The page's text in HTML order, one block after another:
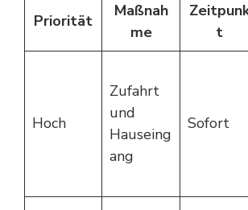
Priorität
Maßnah
me
t
Hoch
Zufahrt
und
Hauseing
ang
Sofort